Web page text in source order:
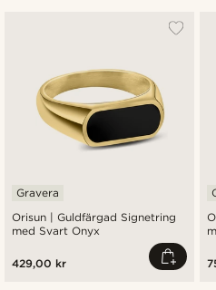
Orisun | Guldfärgad Signetring
med Svart Onyx
Gravera
429,00 kr